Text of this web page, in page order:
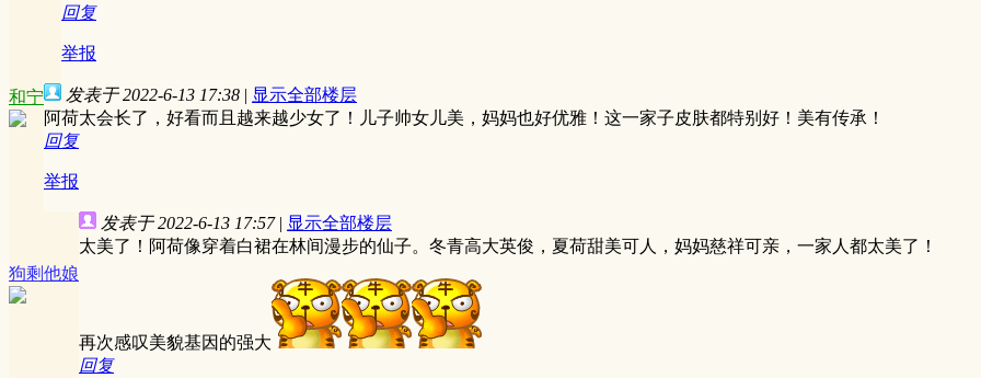
回复
举报
和宁 发表于 2022-6-13 17:38 | 显示全部楼层
阿荷太会长了，好看而且越来越少女了！儿子帅女儿美，妈妈也好优雅！这一家子皮肤都特别好！美有传承！
回复
举报
狗剩他娘
发表于 2022-6-13 17:57 | 显示全部楼层
太美了！阿荷像穿着白裙在林间漫步的仙子。冬青高大英俊，夏荷甜美可人，妈妈慈祥可亲，一家人都太美了！
再次感叹美貌基因的强大
回复